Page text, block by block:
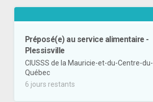
Préposé(e) au service alimentaire -
Plessisville
CIUSSS de la Mauricie-et-du-Centre-du-
Québec
6 jours restants